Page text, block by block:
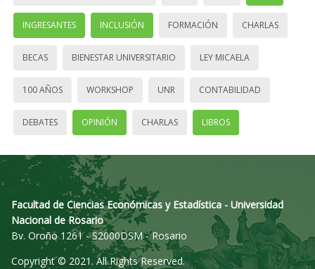
INGRESANTES INCLUSIÓN FORMACIÓN CHARLAS
BECAS BIENESTAR UNIVERSITARIO LEY MICAELA
100 AÑOS WORKSHOP UNR CONTABILIDAD
DEBATES OPINIÓN CHARLAS LIBROS
Facultad de Ciencias Económicas y Estadística - Universidad
Nacional de Rosario
Bv. Oroño 1261 - S2000DSM - Rosario
Copyright © 2021. All Rights Reserved.